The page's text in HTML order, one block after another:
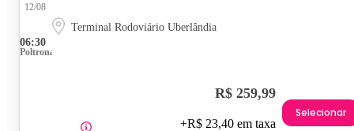
06:30
12/08
Terminal Rodoviário Uberlândia
Poltrona
R$ 259,99
+R$ 23,40 em taxa
Selecionar